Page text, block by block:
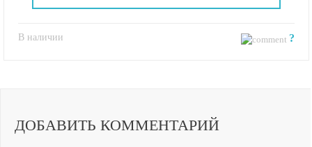
В наличии ?
ДОБАВИТЬ КОММЕНТАРИЙ